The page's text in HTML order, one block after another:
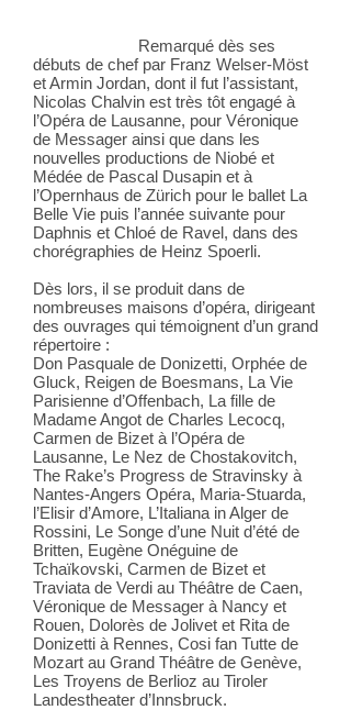
Remarqué dès ses
débuts de chef par Franz Welser-Möst
et Armin Jordan, dont il fut l’assistant,
Nicolas Chalvin est très tôt engagé à
l’Opéra de Lausanne, pour Véronique
de Messager ainsi que dans les
nouvelles productions de Niobé et
Médée de Pascal Dusapin et à
l’Opernhaus de Zürich pour le ballet La
Belle Vie puis l’année suivante pour
Daphnis et Chloé de Ravel, dans des
chorégraphies de Heinz Spoerli.
Dès lors, il se produit dans de
nombreuses maisons d’opéra, dirigeant
des ouvrages qui témoignent d’un grand
répertoire :
Don Pasquale de Donizetti, Orphée de
Gluck, Reigen de Boesmans, La Vie
Parisienne d’Offenbach, La fille de
Madame Angot de Charles Lecocq,
Carmen de Bizet à l’Opéra de
Lausanne, Le Nez de Chostakovitch,
The Rake’s Progress de Stravinsky à
Nantes-Angers Opéra, Maria-Stuarda,
l’Elisir d’Amore, L’Italiana in Alger de
Rossini, Le Songe d’une Nuit d’été de
Britten, Eugène Onéguine de
Tchaïkovski, Carmen de Bizet et
Traviata de Verdi au Théâtre de Caen,
Véronique de Messager à Nancy et
Rouen, Dolorès de Jolivet et Rita de
Donizetti à Rennes, Cosi fan Tutte de
Mozart au Grand Théâtre de Genève,
Les Troyens de Berlioz au Tiroler
Landestheater d’Innsbruck.